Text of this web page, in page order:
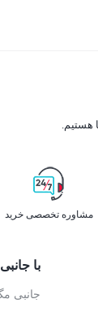
مشاوره تخصصی خرید
با
جانبی